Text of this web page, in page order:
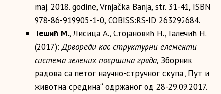
maj. 2018. godine, Vrnjačka Banja, str. 31-41, ISBN
978-86-919905-1-0, COBISS:RS-ID 263292684.
Тешић М., Лисица А., Стојановић Н., Галечић Н.
(2017):Дрвореди као структурни елементи
система зелених површина града, Зборник
радова са петог научно-стручног скупа „Пут и
животна средина“ одржаног од 28-29.09.2017.